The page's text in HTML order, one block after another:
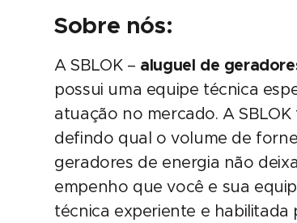
Sobre nós:
A SBLOK – aluguel de
possui uma equipe técnica
atuação no mercado. A
defindo qual o volume de
geradores de energia não
empenho que você e sua
técnica experiente e habilitada